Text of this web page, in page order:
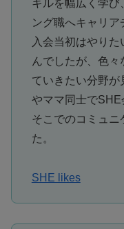
キルを幅広く学び
ング職へキャリア
入会当初はやり
んでしたが、色々
ていきたい分野
やママ同士でSHE
そこでのコミュニ
た。
SHE likes